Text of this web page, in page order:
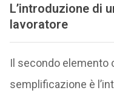
L’introduzione di
lavoratore
Il secondo elemento
semplificazione è